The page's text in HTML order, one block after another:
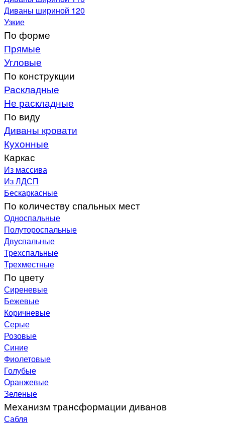
Диваны шириной 120
Узкие
По форме
Прямые
Угловые
По конструкции
Раскладные
Не раскладные
По виду
Диваны кровати
Кухонные
Каркас
Из массива
Из ЛДСП
Бескаркасные
По количеству спальных мест
Односпальные
Полутороспальные
Двуспальные
Трехспальные
Трехместные
По цвету
Сиреневые
Бежевые
Коричневые
Серые
Розовые
Синие
Фиолетовые
Голубые
Оранжевые
Зеленые
Механизм трансформации диванов
Сабля